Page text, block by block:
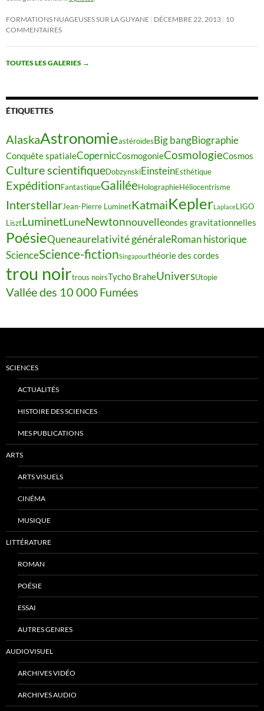
FORMATIONS NUAGEUSES SUR LA GUYANE DÉCEMBRE 22, 2013 10
COMMENTAIRES
TOUTES LES GALERIES →
ÉTIQUETTES
AlaskaAstronomieastéroïdesBig bangBiographie
Conquête spatialeCopernicCosmogonieCosmologieCosmos
Culture scientifiqueDobzynskiEinsteinEsthétique
ExpéditionFantastiqueGaliléeHolographieHéliocentrisme
InterstellarJean-Pierre LuminetKatmaiKeplerLaplaceLIGO
LisztLuminetLuneNewtonnouvelleondes gravitationnelles
PoésieQueneaurelativité généraleRoman historique
ScienceScience-fictionSingapourthéorie des cordes
trou noirtrous noirsTycho BraheUniversUtopie
Vallée des 10 000 Fumées
SCIENCES
ACTUALITÉS
HISTOIRE DES SCIENCES
MES PUBLICATIONS
ARTS
ARTS VISUELS
CINÉMA
MUSIQUE
LITTÉRATURE
ROMAN
POÉSIE
ESSAI
AUTRES GENRES
AUDIOVISUEL
ARCHIVES VIDÉO
ARCHIVES AUDIO